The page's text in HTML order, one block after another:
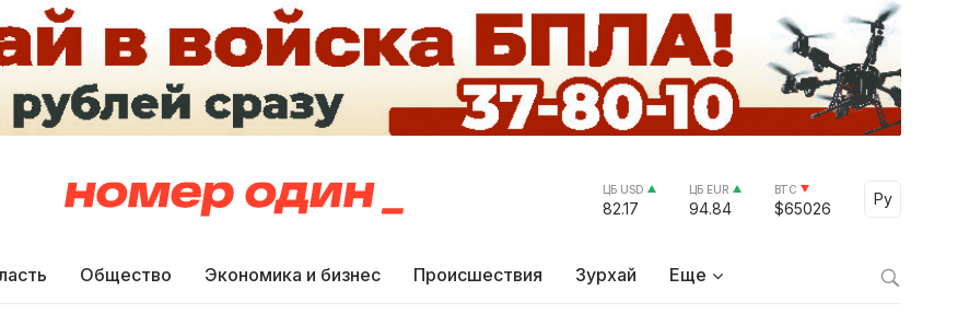
ЦБ USD
82.17
ЦБ EUR
94.84
BTC
$65026
Ру
Select
Общество Экономика и бизнес Происшествия Зурхай Еще